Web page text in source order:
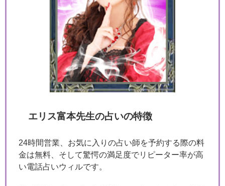
エリス富本先生の占いの特徴
24時間営業、お気に入りの占い師を予約する際の料
金は無料、そして驚愕の満足度でリピーター率が高
い電話占いウィルです。